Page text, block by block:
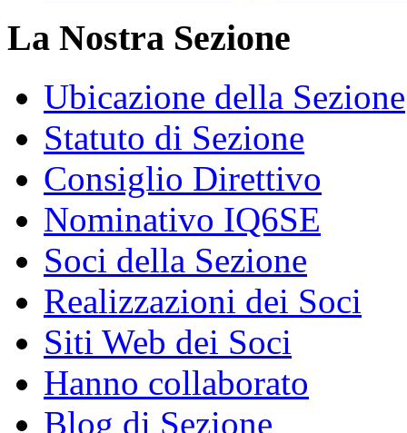
La Nostra Sezione
Ubicazione della Sezione
Statuto di Sezione
Consiglio Direttivo
Nominativo IQ6SE
Soci della Sezione
Realizzazioni dei Soci
Siti Web dei Soci
Hanno collaborato
Blog di Sezione